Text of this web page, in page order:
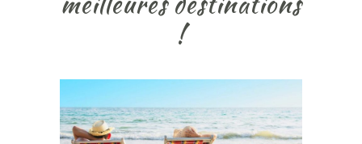
!